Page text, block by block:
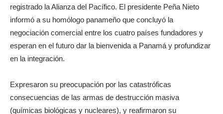
registrado la Alianza del Pacífico. El presidente Peña Nieto
informó a su homólogo panameño que concluyó la
negociación comercial entre los cuatro países fundadores y
esperan en el futuro dar la bienvenida a Panamá y profundizar
en la integración.
Expresaron su preocupación por las catastróficas
consecuencias de las armas de destrucción masiva
(químicas biológicas y nucleares), y reafirmaron su